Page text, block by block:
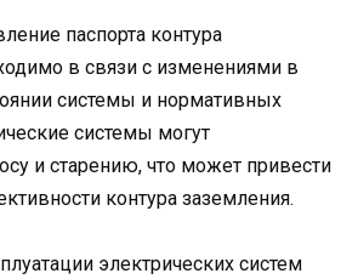
паспорта контура
в связи с изменениями в
системы и нормативных
системы могут
и старению, что может привести
контура заземления.
электрических систем